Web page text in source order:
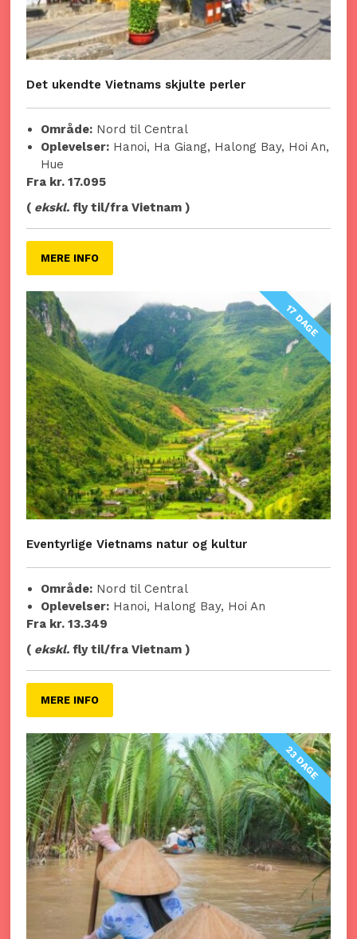
Det ukendte Vietnams skjulte perler
Område: Nord til Central
Oplevelser: Hanoi, Ha Giang, Halong Bay, Hoi An,
Hue
Fra kr. 17.095
( ekskl. fly til/fra Vietnam )
MERE INFO
17 DAGE
Eventyrlige Vietnams natur og kultur
Område: Nord til Central
Oplevelser: Hanoi, Halong Bay, Hoi An
Fra kr. 13.349
( ekskl. fly til/fra Vietnam )
MERE INFO
23 DAGE